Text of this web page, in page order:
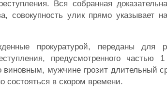
Вся собранная
улик прямо указывает
прокуратурой, переданы для
предусмотренного
виновным, мужчине грозит длительный
состояться в скором времени.